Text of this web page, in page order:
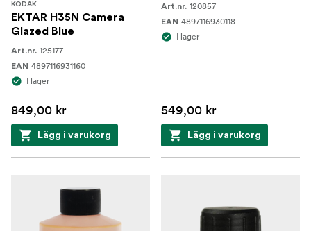
KODAK
EKTAR H35N Camera
Glazed Blue
Art.nr. 125177
EAN 4897116931160
I lager
849,00 kr
Lägg i varukorg
Art.nr. 120857
EAN 4897116930118
I lager
549,00 kr
Lägg i varukorg